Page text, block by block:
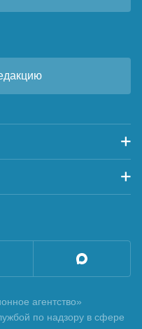
агентство»
по надзору в сфере